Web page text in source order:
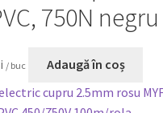
750N
/ buc Adaugă în coș